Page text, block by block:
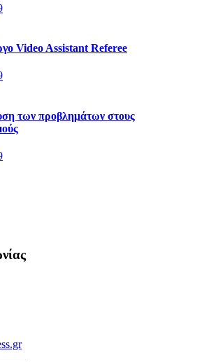
Video Assistant Referee
των προβλημάτων στους